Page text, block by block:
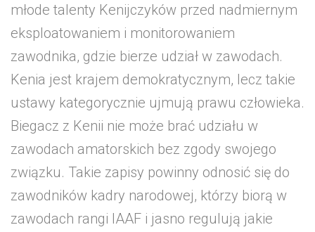
młode talenty Kenijczyków przed nadmiernym
eksploatowaniem i monitorowaniem
zawodnika, gdzie bierze udział w zawodach.
Kenia jest krajem demokratycznym, lecz takie
ustawy kategorycznie ujmują prawu człowieka.
Biegacz z Kenii nie może brać udziału w
zawodach amatorskich bez zgody swojego
związku. Takie zapisy powinny odnosić się do
zawodników kadry narodowej, którzy biorą w
zawodach rangi IAAF i jasno regulują jakie